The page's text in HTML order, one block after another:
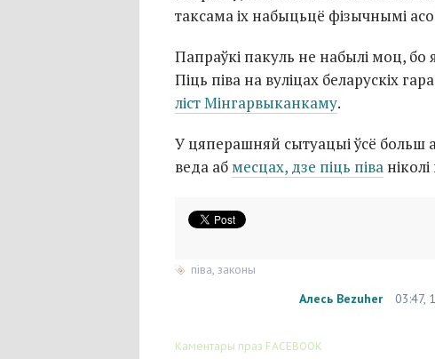
таксама іх набыцьцё фізычнымі
Папраўкі пакуль не набылі моц,
Піць піва на вуліцах беларускіх
ліст Мінгарвыканкаму.
У цяперашняй сытуацыі ўсё больш
веда аб месцах, дзе піць піва
піва законы
Алесь Bezuher
03:47,
Каментары праз FACEBOOK